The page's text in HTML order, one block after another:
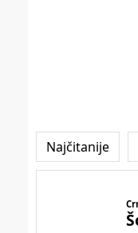
Najčitanije